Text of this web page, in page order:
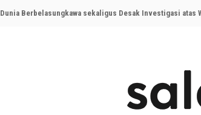
Dunia Berbelasungkawa sekaligus Desak Investigasi atas